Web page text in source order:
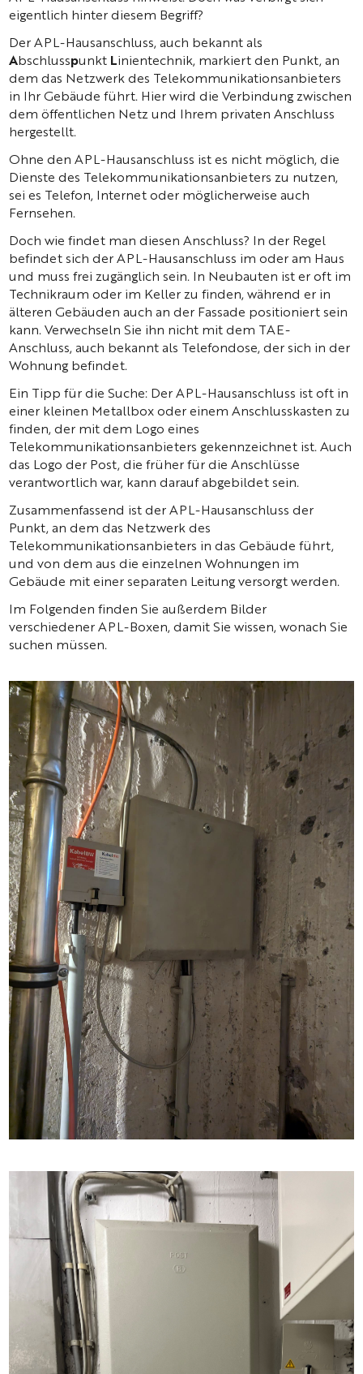
eigentlich hinter diesem Begriff?
Der APL-Hausanschluss, auch bekannt als
Abschlusspunkt Linientechnik, markiert den Punkt, an
dem das Netzwerk des Telekommunikationsanbieters
in Ihr Gebäude führt. Hier wird die Verbindung zwischen
dem öffentlichen Netz und Ihrem privaten Anschluss
hergestellt.
Ohne den APL-Hausanschluss ist es nicht möglich, die
Dienste des Telekommunikationsanbieters zu nutzen,
sei es Telefon, Internet oder möglicherweise auch
Fernsehen.
Doch wie findet man diesen Anschluss? In der Regel
befindet sich der APL-Hausanschluss im oder am Haus
und muss frei zugänglich sein. In Neubauten ist er oft im
Technikraum oder im Keller zu finden, während er in
älteren Gebäuden auch an der Fassade positioniert sein
kann. Verwechseln Sie ihn nicht mit dem TAE-
Anschluss, auch bekannt als Telefondose, der sich in der
Wohnung befindet.
Ein Tipp für die Suche: Der APL-Hausanschluss ist oft in
einer kleinen Metallbox oder einem Anschlusskasten zu
finden, der mit dem Logo eines
Telekommunikationsanbieters gekennzeichnet ist. Auch
das Logo der Post, die früher für die Anschlüsse
verantwortlich war, kann darauf abgebildet sein.
Zusammenfassend ist der APL-Hausanschluss der
Punkt, an dem das Netzwerk des
Telekommunikationsanbieters in das Gebäude führt,
und von dem aus die einzelnen Wohnungen im
Gebäude mit einer separaten Leitung versorgt werden.
Im Folgenden finden Sie außerdem Bilder
verschiedener APL-Boxen, damit Sie wissen, wonach Sie
suchen müssen.